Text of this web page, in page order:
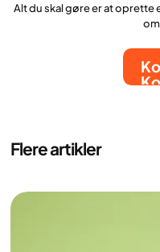
Alt du skal gøre er at
Flere artikler